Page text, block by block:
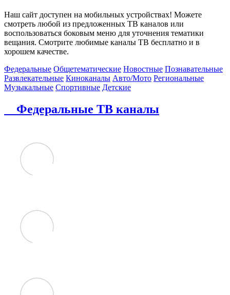
Наш сайт доступен на мобильных устройствах! Можете
смотреть любой из предложенных ТВ каналов или
воспользоваться боковым меню для уточнения тематики
вещания. Смотрите любимые каналы ТВ бесплатно и в
хорошем качестве.
Федеральные Общетематические Новостные Познавательные
Развлекательные Киноканалы Авто/Мото Региональные
Музыкальные Спортивные Детские
Федеральные ТВ каналы